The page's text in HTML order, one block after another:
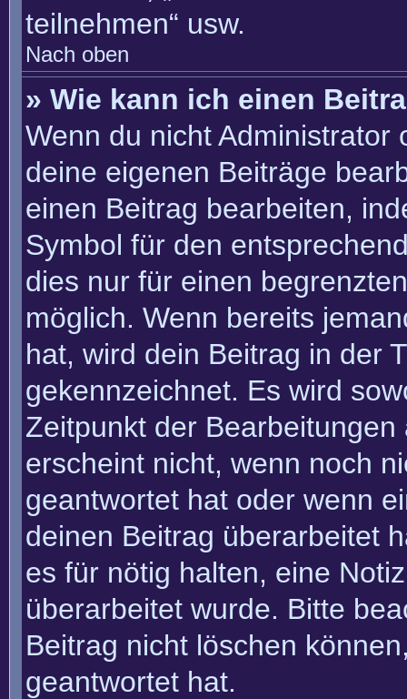
teilnehmen“ usw.
Nach oben
» Wie kann ich einen
Wenn du nicht
deine eigenen Beiträge
einen Beitrag bearbeiten,
Symbol für den
dies nur für einen
möglich. Wenn bereits
hat, wird dein Beitrag in der
gekennzeichnet. Es wird
Zeitpunkt der
erscheint nicht, wenn noch
geantwortet hat oder wenn
deinen Beitrag überarbeitet
es für nötig halten, eine
überarbeitet wurde. Bitte
Beitrag nicht löschen
geantwortet hat.